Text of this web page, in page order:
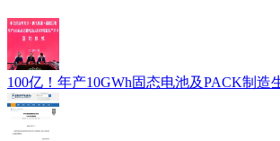
100亿！年产10GWh固态电池及PACK制造